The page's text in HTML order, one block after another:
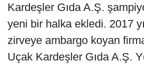
Kardeşler Gıda A.Ş.
yeni bir halka ekledi. 2017
zirveye ambargo koyan
Uçak Kardeşler Gıda A.Ş.